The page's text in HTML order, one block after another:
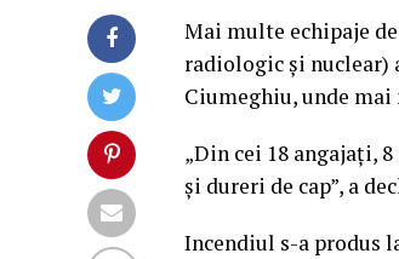
Mai multe echipaje
radiologic şi nuclear)
Ciumeghiu, unde
„Din cei 18 angajaţi,
şi dureri de cap”, a
Incendiul s-a produs